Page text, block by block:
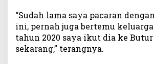
“Sudah lama saya pacaran
ini, pernah juga bertemu keluarga
tahun 2020 saya ikut dia ke
sekarang,” terangnya.